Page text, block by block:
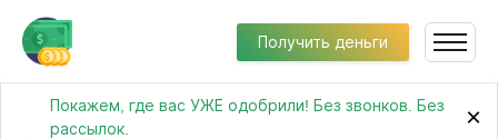
Получить деньги
Покажем, где вас УЖЕ одобрили! Без звонков. Без
рассылок.
×